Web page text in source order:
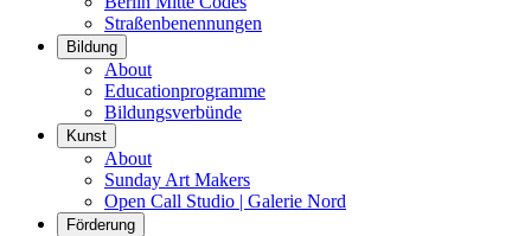
Straßenbenennungen
Bildung
About
Educationprogramme
Bildungsverbünde
Kunst
About
Sunday Art Makers
Open Call Studio | Galerie Nord
Förderung